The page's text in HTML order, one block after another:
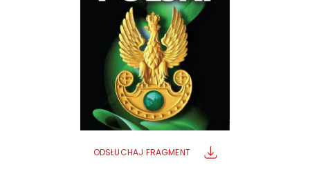
ODSŁUCHAJ FRAGMENT